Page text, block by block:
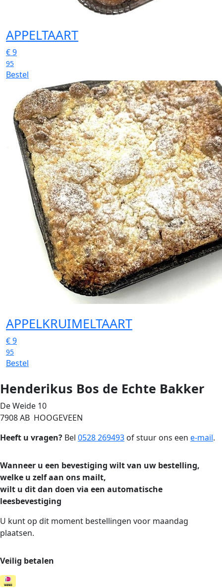
APPELTAART
€9
95
Bestel
APPELKRUIMELTAART
€9
95
Bestel
Henderikus Bos de Echte Bakker
De Weide 10
7908 AB HOOGEVEEN
Heeft u vragen? Bel 0528 269493 of stuur ons een e-mail.
Wanneer u een bevestiging wilt van uw bestelling,
welke u zelf aan ons mailt,
wilt u dit dan doen via een automatische
leesbevestiging
U kunt op dit moment bestellingen voor maandag
plaatsen.
Veilig betalen